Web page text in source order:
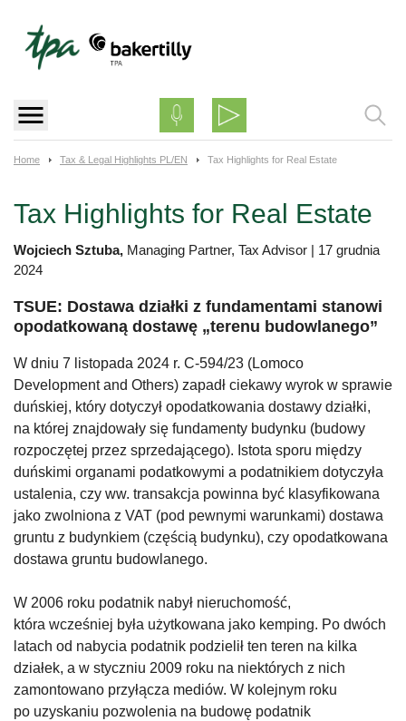
content
Home Tax & Legal Highlights PL/EN Tax Highlights for Real Estate
Tax Highlights for Real Estate
Wojciech Sztuba, Managing Partner, Tax Advisor | 17 grudnia
2024
TSUE: Dostawa działki z fundamentami stanowi
opodatkowaną dostawę „terenu budowlanego”
W dniu 7 listopada 2024 r. C-594/23 (Lomoco
Development and Others) zapadł ciekawy wyrok w sprawie
duńskiej, który dotyczył opodatkowania dostawy działki,
na której znajdowały się fundamenty budynku (budowy
rozpoczętej przez sprzedającego). Istota sporu między
duńskimi organami podatkowymi a podatnikiem dotyczyła
ustalenia, czy ww. transakcja powinna być klasyfikowana
jako zwolniona z VAT (pod pewnymi warunkami) dostawa
gruntu z budynkiem (częścią budynku), czy opodatkowana
dostawa gruntu budowlanego.
W 2006 roku podatnik nabył nieruchomość,
która wcześniej była użytkowana jako kemping. Po dwóch
latach od nabycia podatnik podzielił ten teren na kilka
działek, a w styczniu 2009 roku na niektórych z nich
zamontowano przyłącza mediów. W kolejnym roku
po uzyskaniu pozwolenia na budowę podatnik